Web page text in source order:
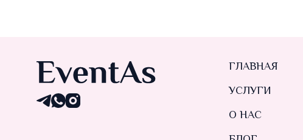
ГЛАВНАЯ
УСЛУГИ
О НАС